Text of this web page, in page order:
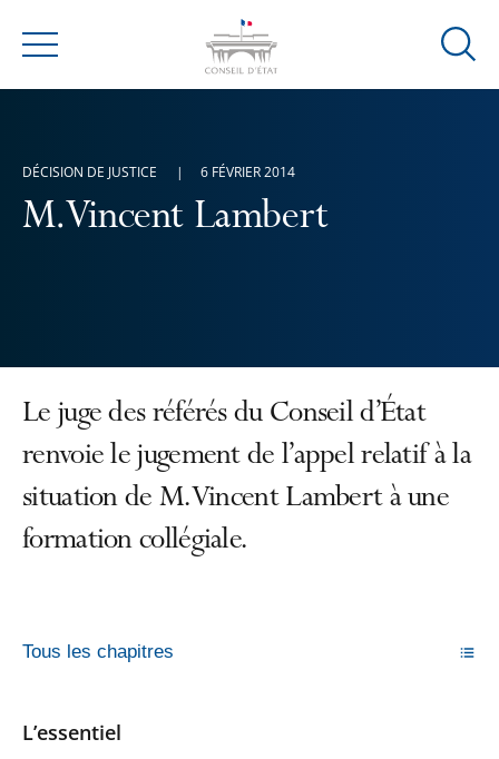
Menu
Ouvrir
M. Vincent Lambert
DÉCISION DE JUSTICE 6 FÉVRIER 2014
Le juge des référés du Conseil d’État
renvoie le jugement de l’appel relatif à la
situation de M. Vincent Lambert à une
formation collégiale.
Tous les chapitres
L’essentiel